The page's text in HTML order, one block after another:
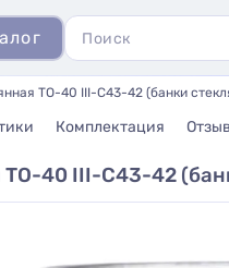
ТО-40 III-C43-42 (банки
Комплектация
ТО-40 III-C43-42